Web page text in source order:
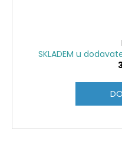
SKLADEM u